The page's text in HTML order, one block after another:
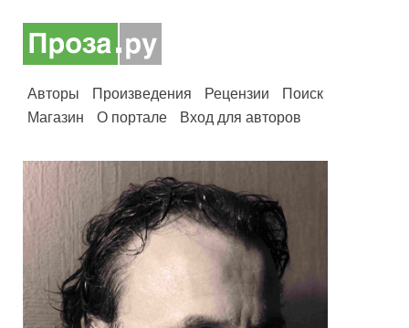
Авторы Произведения Рецензии
Поиск
Магазин
О портале Вход для авторов